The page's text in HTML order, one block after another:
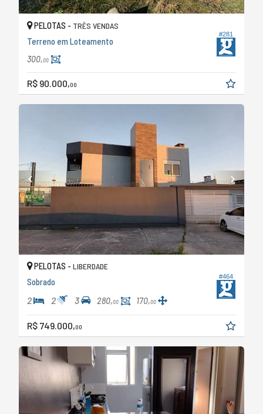
#281
PELOTAS - TRÊS VENDAS
Terreno em Loteamento
300,00
R$ 90.000,00
#464
PELOTAS - LIBERDADE
Sobrado
2 2 3 280,00 170,00
R$ 749.000,00